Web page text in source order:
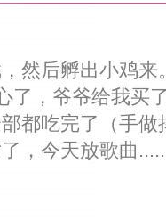
然后孵出小鸡
了，爷爷给我买
都吃完了（手
，今天放歌曲